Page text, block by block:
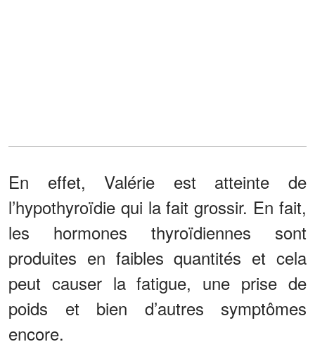
En effet, Valérie est atteinte de
l’hypothyroïdie qui la fait grossir. En fait,
les hormones thyroïdiennes sont
produites en faibles quantités et cela
peut causer la fatigue, une prise de
poids et bien d’autres symptômes
encore.